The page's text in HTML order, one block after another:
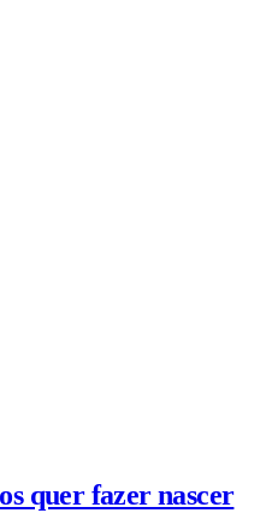
quer fazer nascer